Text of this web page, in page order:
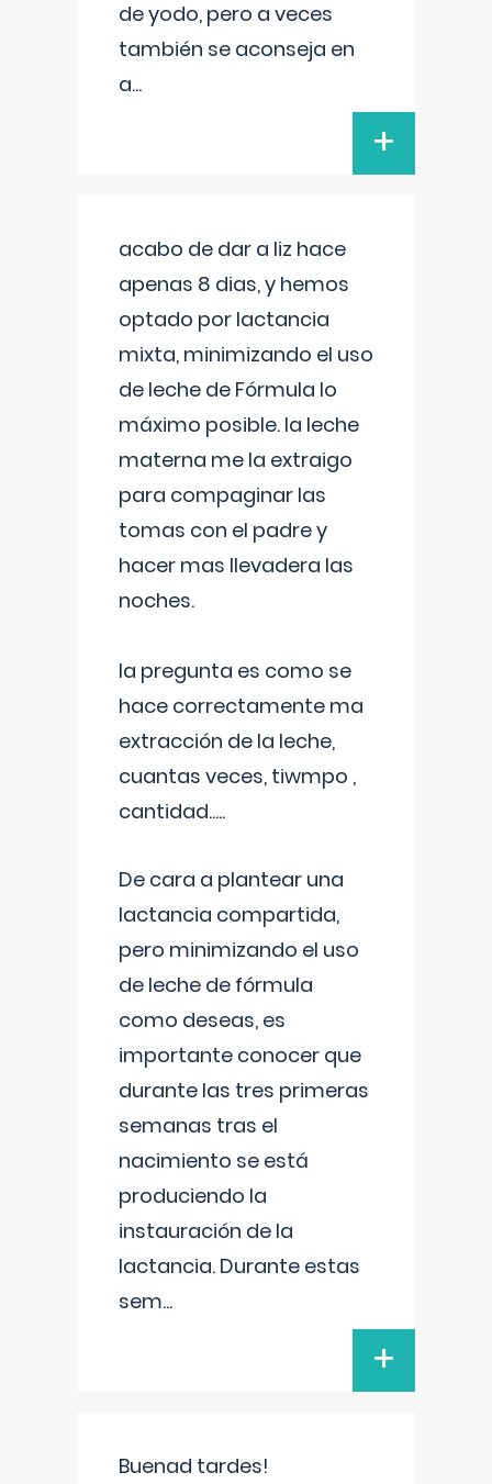
de yodo, pero a veces
también se aconseja en
a...
+
acabo de dar a liz hace
apenas 8 dias, y hemos
optado por lactancia
mixta, minimizando el uso
de leche de Fórmula lo
máximo posible. la leche
materna me la extraigo
para compaginar las
tomas con el padre y
hacer mas llevadera las
noches.
la pregunta es como se
hace correctamente ma
extracción de la leche,
cuantas veces, tiwmpo ,
cantidad.....
De cara a plantear una
lactancia compartida,
pero minimizando el uso
de leche de fórmula
como deseas, es
importante conocer que
durante las tres primeras
semanas tras el
nacimiento se está
produciendo la
instauración de la
lactancia. Durante estas
sem...
+
Buenad tardes!